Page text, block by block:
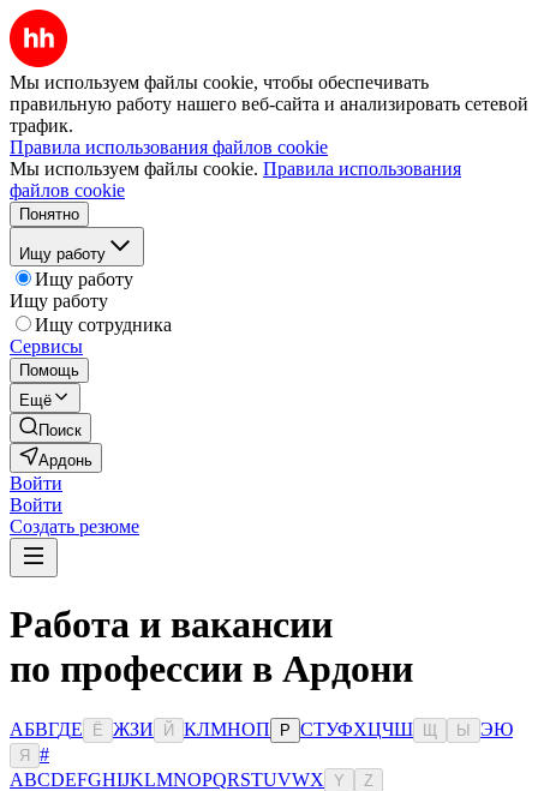
Мы используем файлы cookie, чтобы обеспечивать
правильную работу нашего веб-сайта и анализировать сетевой
трафик.
Правила использования файлов cookie
Мы используем файлы cookie. Правила использования
файлов cookie
Понятно
Ищу работу
Ищу работу
Ищу работу
Ищу сотрудника
Сервисы
Помощь
Ещё
Поиск
Ардонь
Войти
Войти
Создать резюме
Работа и вакансии
по профессии в Ардони
АБВГДЕ Ё ЖЗИ Й КЛМНОП Р СТУФХЦЧШ Ы ЭЮ
Я
#
ABCDEFGHIJKLMNOPQRSTUVWX Y Z